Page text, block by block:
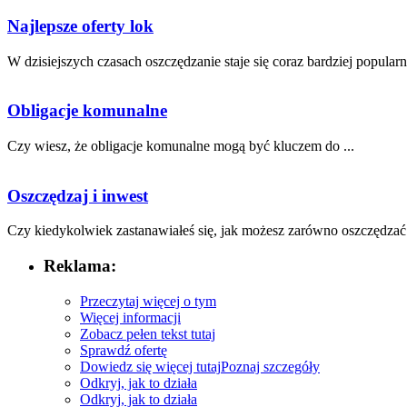
Najlepsze oferty lok
W dzisiejszych czasach oszczędzanie staje się coraz bardziej
Obligacje komunalne
Czy ‌wiesz, że obligacje komunalne ‍mogą być kluczem do ...
Oszczędzaj i inwest
Czy kiedykolwiek zastanawiałeś się, jak możesz zarówno
Reklama:
Przeczytaj więcej o tym
Więcej informacji
Zobacz pełen tekst tutaj
Sprawdź ofertę
Dowiedz się więcej tutajPoznaj szczegóły
Odkryj, jak to działa
Odkryj, jak to działa